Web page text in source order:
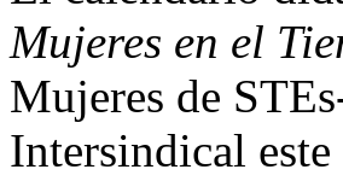
Mujeres en el
Mujeres de
Intersindical